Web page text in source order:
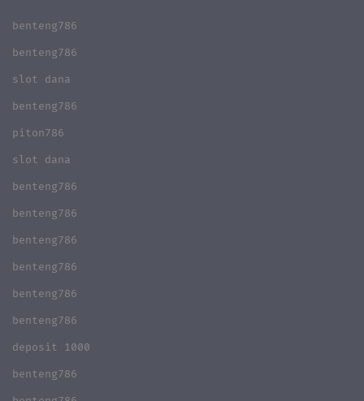
benteng786
benteng786
slot dana
benteng786
piton786
slot dana
benteng786
benteng786
benteng786
benteng786
benteng786
benteng786
deposit 1000
benteng786